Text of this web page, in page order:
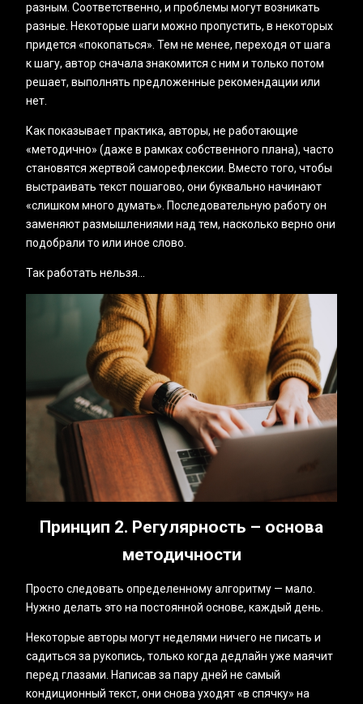
разным. Соответственно, и проблемы могут возникать
разные. Некоторые шаги можно пропустить, в некоторых
придется «‎покопаться». Тем не менее, переходя от шага
к шагу, автор сначала знакомится с ним и только потом
решает, выполнять предложенные рекомендации или
нет.
Как показывает практика, авторы, не работающие
«‎методично» (даже в рамках собственного плана), часто
становятся жертвой саморефлексии. Вместо того, чтобы
выстраивать текст пошагово, они буквально начинают
«слишком много думать». Последовательную работу он
заменяют размышлениями над тем, насколько верно они
подобрали то или иное слово.
Так работать нельзя...
Принцип 2. Регулярность – основа
методичности
Просто следовать определенному алгоритму — мало.
Нужно делать это на постоянной основе, каждый день.
Некоторые авторы могут неделями ничего не писать и
садиться за рукопись, только когда дедлайн уже маячит
перед глазами. Написав за пару дней не самый
кондиционный текст, они снова уходят «в спячку» на